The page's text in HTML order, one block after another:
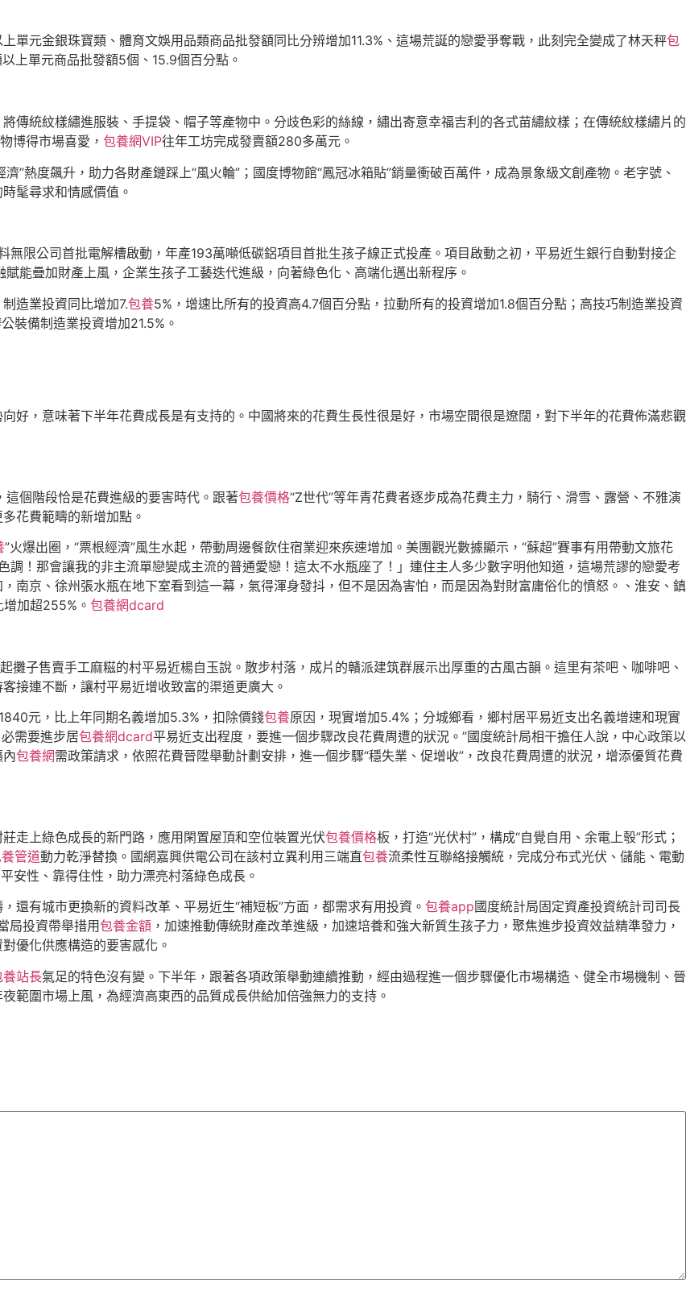
單元金銀珠寶類、體育文娛用品類商品批發額同比分辨增加11.3%、這場荒誕的戀愛爭奪戰，此刻完全變成了林天秤包
上單元商品批發額5個、15.9個百分點。
傳統紋樣繡進服裝、手提袋、帽子等產物中。分歧色彩的絲線，繡出寄意幸福吉利的各式苗繡紋樣；在傳統紋樣繡片的
博得市場喜愛， 包養網VIP往年工坊完成發賣額280多萬元。
濟”熱度飆升，助力各財產鏈踩上“風火輪”；國度博物館“鳳冠冰箱貼”銷量衝破百萬件，成為景象級文創產物。老字號、
髦尋求和情感價值。
限公司首批電解槽啟動，年產193萬噸低碳鋁項目首批生孩子線正式投產。項目啟動之初，平易近生銀行自動對接企
能疊加財產上風，企業生孩子工藝迭代進級，向著綠色化、高端化邁出新程序。
造業投資同比增加7.包養5%，增速比所有的投資高4.7個百分點，拉動所有的投資增加1.8個百分點；高技巧制造業投資
裝備制造業投資增加21.5%。
好，意味著下半年花費成長是有支持的。中國將來的花費生長性很是好，市場空間很是遼闊，對下半年的花費佈滿悲觀
個階段恰是花費進級的要害時代。跟著包養價格“Z世代”等年青花費者逐步成為花費主力，騎行、滑雪、露營、不雅演
花費範疇的新增加點。
”火爆出圈，“票根經濟”風生水起，帶動周邊餐飲住宿業迎來疾速增加。美團觀光數據顯示，“蘇超”賽事有用帶動文旅花
！那會讓我的非主流單戀變成主流的普通愛戀！這太不水瓶座了！」連住主人多少數字明他知道，這場荒謬的戀愛考
南京、徐州張水瓶在地下室看到這一幕，氣得渾身發抖，但不是因為害怕，而是因為對財富庸俗化的憤怒。、淮安、鎮
加超255%。 包養網dcard
攤子售賣手工麻糍的村平易近楊自玉說。散步村落，成片的贛派建筑群展示出厚重的古風古韻。這里有茶吧、咖啡吧、
接連不斷，讓村平易近增收致富的渠道更廣大。
元，比上年同期名義增加5.3%，扣除價錢包養原因，現實增加5.4%；分城鄉看，鄉村居平易近支出名義增速和現實
需要進步居包養網dcard平易近支出程度，要進一個步驟改良花費周遭的狀況。”國度統計局相干擔任人說，中心政策以
包養網需政策請求，依照花費晉陞舉動計劃安排，進一個步驟“穩失業、促增收”，改良花費周遭的狀況，增添優質花費
走上綠色成長的新門路，應用閑置屋頂和空位裝置光伏包養價格板，打造“光伏村”，構成“自覺自用、余電上彀”形式；
管道動力乾淨替換。國網嘉興供電公司在該村立異利用三端直包養流柔性互聯絡接觸統，完成分布式光伏、儲能、電動
安性、靠得住性，助力漂亮村落綠色成長。
有城市更換新的資料改革、平易近生“補短板”方面，都需求有用投資。 包養app國度統計局固定資產投資統計司司長
局投資帶舉措用包養金額 ，加速推動傳統財產改革進級，加速培養和強大新質生孩子力，聚焦進步投資效益精準發力，
優化供應構造的要害感化。
養站長氣足的特色沒有變。下半年，跟著各項政策舉動連續推動，經由過程進一個步驟優化市場構造、健全市場機制、晉
範圍市場上風，為經濟高東西的品質成長供給加倍強無力的支持。